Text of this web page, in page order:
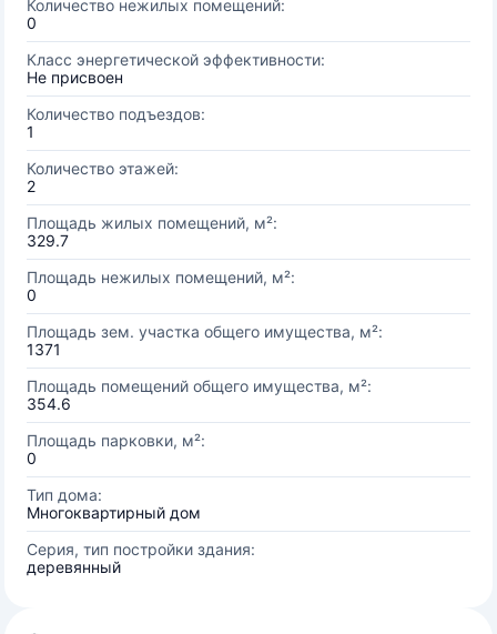
Количество нежилых помещений:
0
Класс энергетической эффективности:
Не присвоен
Количество подъездов:
1
Количество этажей:
2
Площадь жилых помещений, м²:
329.7
Площадь нежилых помещений, м²:
0
Площадь зем. участка общего имущества, м²:
1371
Площадь помещений общего имущества, м²:
354.6
Площадь парковки, м²:
0
Тип дома:
Многоквартирный дом
Серия, тип постройки здания:
деревянный